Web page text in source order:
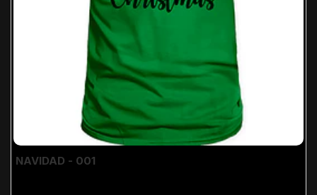
NAVIDAD - 001